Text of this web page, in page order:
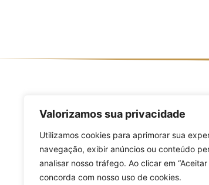
Valorizamos sua privacidade
Utilizamos cookies para aprimorar sua
navegação, exibir anúncios ou conteúdo
analisar nosso tráfego. Ao clicar em
concorda com nosso uso de cookies.
O Divulga Esporte
modalidades,